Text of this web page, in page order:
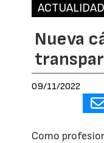
ACTUALIDAD
Nueva
09/11/2022
Como